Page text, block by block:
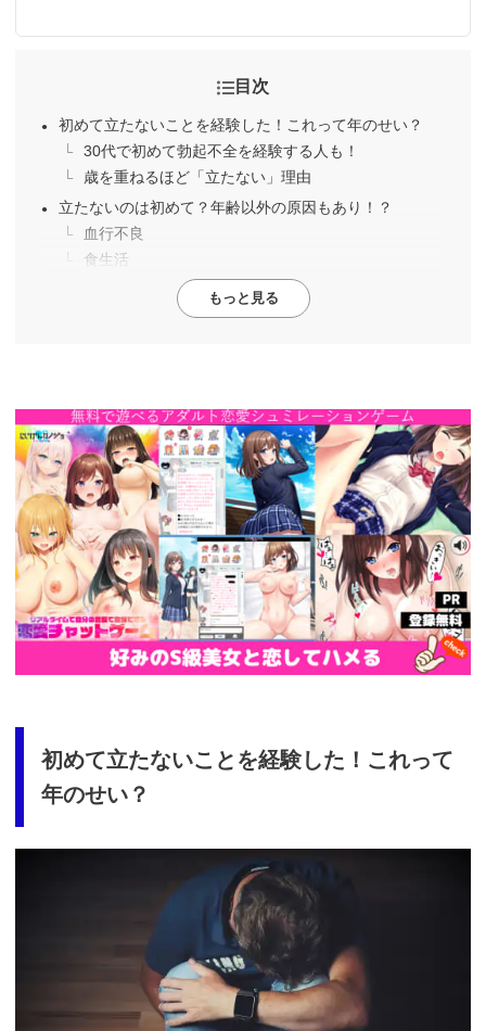
目次
初めて立たないことを経験した！これって年のせい？
30代で初めて勃起不全を経験する人も！
歳を重ねるほど「立たない」理由
立たないのは初めて？年齢以外の原因もあり！？
血行不良
食生活
もっと見る
https://cv-
measurement.com/ad/p/r?
medium=261&ad=687&creative=590
初めて立たないことを経験した！これって
年のせい？